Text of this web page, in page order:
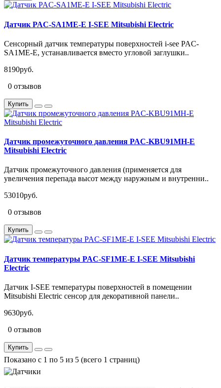
Датчик PAC-SA1ME-E I-SEE Mitsubishi Electric
Сенсорный датчик температуры поверхностей i-see PAC-
SA1ME-E, устанавливается вместо угловой заглушки..
8190руб.
0 отзывов
Купить
Датчик промежуточного давления PAC-KBU91MH-E
Mitsubishi Electric
Датчик промежуточного давления (применяется для
увеличения перепада высот между наружным и внутренни..
53010руб.
0 отзывов
Купить
Датчик температуры PAC-SF1ME-E I-SEE Mitsubishi
Electric
Датчик I-SEE температуры поверхностей в помещении
Mitsubishi Electric сенсор для декоративной панели..
9630руб.
0 отзывов
Купить
Показано с 1 по 5 из 5 (всего 1 страниц)